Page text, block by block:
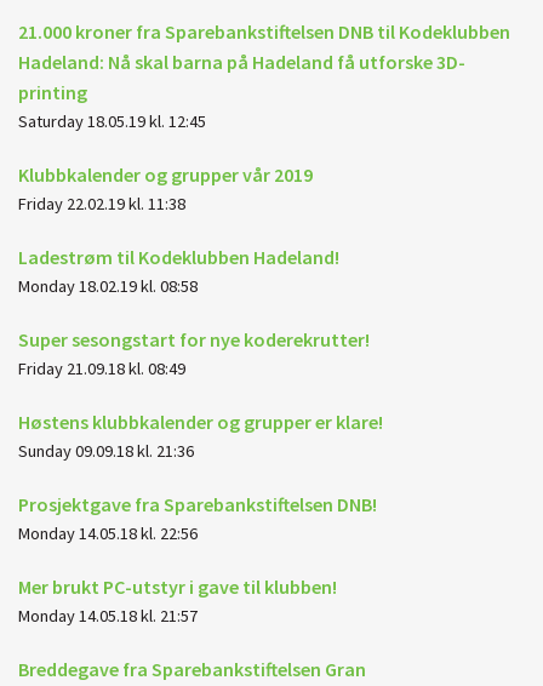
21.000 kroner fra Sparebankstiftelsen DNB til Kodeklubben
Hadeland: Nå skal barna på Hadeland få utforske 3D-
printing
Saturday 18.05.19 kl. 12:45
Klubbkalender og grupper vår 2019
Friday 22.02.19 kl. 11:38
Ladestrøm til Kodeklubben Hadeland!
Monday 18.02.19 kl. 08:58
Super sesongstart for nye koderekrutter!
Friday 21.09.18 kl. 08:49
Høstens klubbkalender og grupper er klare!
Sunday 09.09.18 kl. 21:36
Prosjektgave fra Sparebankstiftelsen DNB!
Monday 14.05.18 kl. 22:56
Mer brukt PC-utstyr i gave til klubben!
Monday 14.05.18 kl. 21:57
Breddegave fra Sparebankstiftelsen Gran